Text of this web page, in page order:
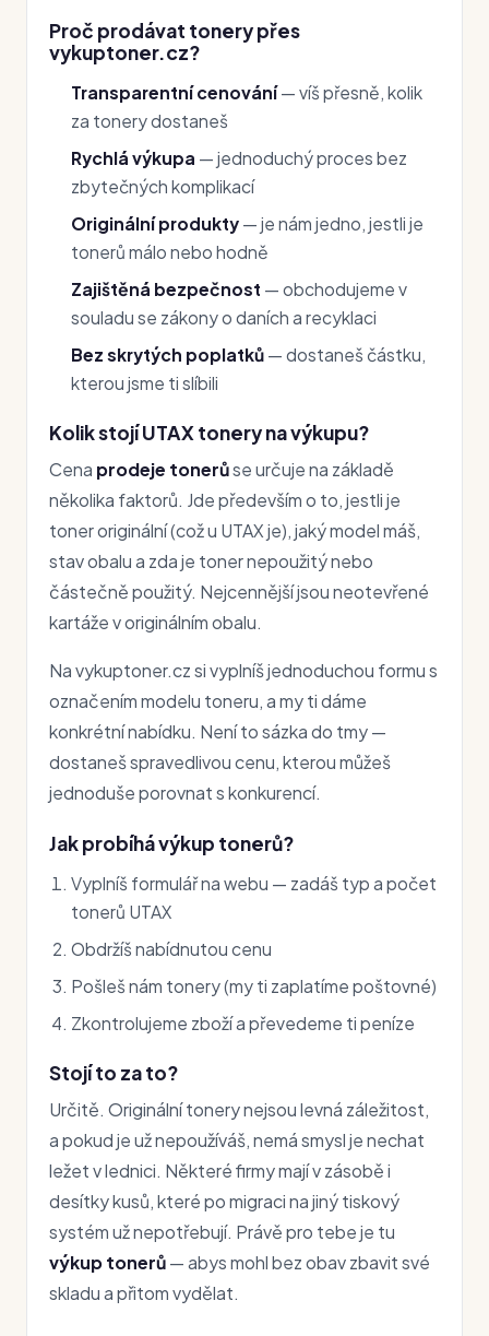
Proč prodávat tonery přes
vykuptoner.cz?
Transparentní cenování— víš přesně, kolik
za tonery dostaneš
Rychlá výkupa — jednoduchý proces bez
zbytečných komplikací
Originální produkty — je nám jedno, jestli je
tonerů málo nebo hodně
Zajištěná bezpečnost — obchodujeme v
souladu se zákony o daních a recyklaci
Bez skrytých poplatků — dostaneš částku,
kterou jsme ti slíbili
Kolik stojí UTAX tonery na výkupu?
Cena prodeje tonerůse určuje na základě
několika faktorů. Jde především o to, jestli je
toner originální (což u UTAX je), jaký model máš,
stav obalu a zda je toner nepoužitý nebo
částečně použitý. Nejcennější jsou neotevřené
kartáže v originálním obalu.
Na vykuptoner.cz si vyplníš jednoduchou formu s
označením modelu toneru, a my ti dáme
konkrétní nabídku. Není to sázka do tmy —
dostaneš spravedlivou cenu, kterou můžeš
jednoduše porovnat s konkurencí.
Jak probíhá výkup tonerů?
Vyplníš formulář na webu — zadáš typ a počet
tonerů UTAX
Obdržíš nabídnutou cenu
Pošleš nám tonery (my ti zaplatíme poštovné)
Zkontrolujeme zboží a převedeme ti peníze
Stojí to za to?
Určitě. Originální tonery nejsou levná záležitost,
a pokud je už nepoužíváš, nemá smysl je nechat
ležet v lednici. Některé firmy mají v zásobě i
desítky kusů, které po migraci na jiný tiskový
systém už nepotřebují. Právě pro tebe je tu
výkup tonerů— abys mohl bez obav zbavit své
skladu a přitom vydělat.